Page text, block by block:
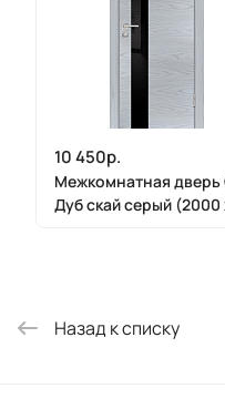
10 450р.
Межкомнатная дверь
Дуб скай серый (2000
Назад к списку